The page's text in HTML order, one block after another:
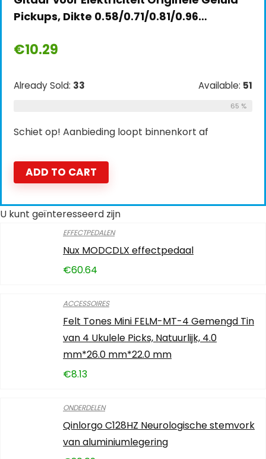
Pickups, Dikte 0.58/0.71/0.81/0.96…
€10.29
Already Sold: 33 Available: 51
65 %
Schiet op! Aanbieding loopt binnenkort af
ADD TO CART
U kunt geïnteresseerd zijn
EFFECTPEDALEN
Nux MODCDLX effectpedaal
€60.64
ACCESSOIRES
Felt Tones Mini FELM-MT-4 Gemengd Tin
van 4 Ukulele Picks, Natuurlijk, 4.0
mm*26.0 mm*22.0 mm
€8.13
ONDERDELEN
Qinlorgo C128HZ Neurologische stemvork
van aluminiumlegering